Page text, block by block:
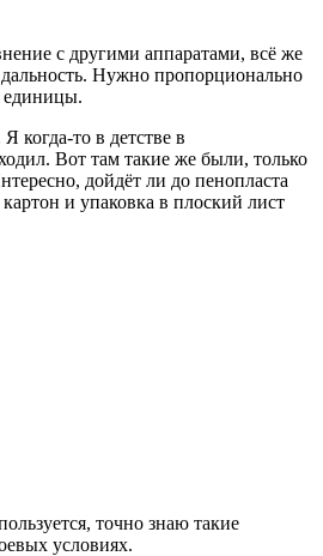
с другими аппаратами, всё же
дальность. Нужно пропорционально
единицы.
когда-то в детстве в
Вот там такие же были, только
дойдёт ли до пенопласта
и упаковка в плоский лист
точно знаю такие
условиях.